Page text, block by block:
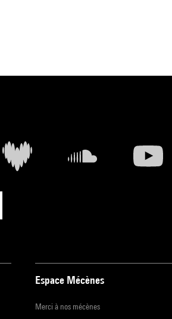
Espace Mécènes
Merci à nos mécènes